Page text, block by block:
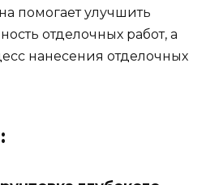
помогает улучшить
отделочных работ, а
нанесения отделочных